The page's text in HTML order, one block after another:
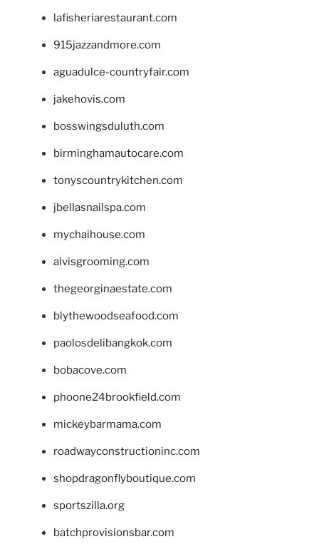
lafisheriarestaurant.com
915jazzandmore.com
aguadulce-countryfair.com
jakehovis.com
bosswingsduluth.com
birminghamautocare.com
tonyscountrykitchen.com
jbellasnailspa.com
mychaihouse.com
alvisgrooming.com
thegeorginaestate.com
blythewoodseafood.com
paolosdelibangkok.com
bobacove.com
phoone24brookfield.com
mickeybarmama.com
roadwayconstructioninc.com
shopdragonflyboutique.com
sportszilla.org
batchprovisionsbar.com